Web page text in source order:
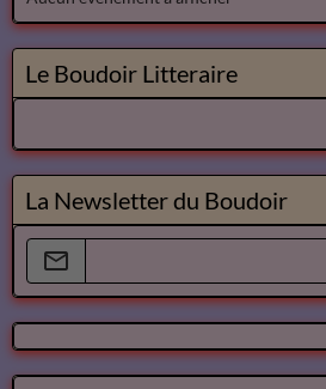
Le Boudoir Litteraire
La Newsletter du Boudoir